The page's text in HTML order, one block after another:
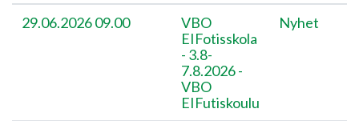
29.06.2026 09.00
VBO
EIFotisskola
- 3.8-
7.8.2026 -
VBO
EIFutiskoulu
Nyhet